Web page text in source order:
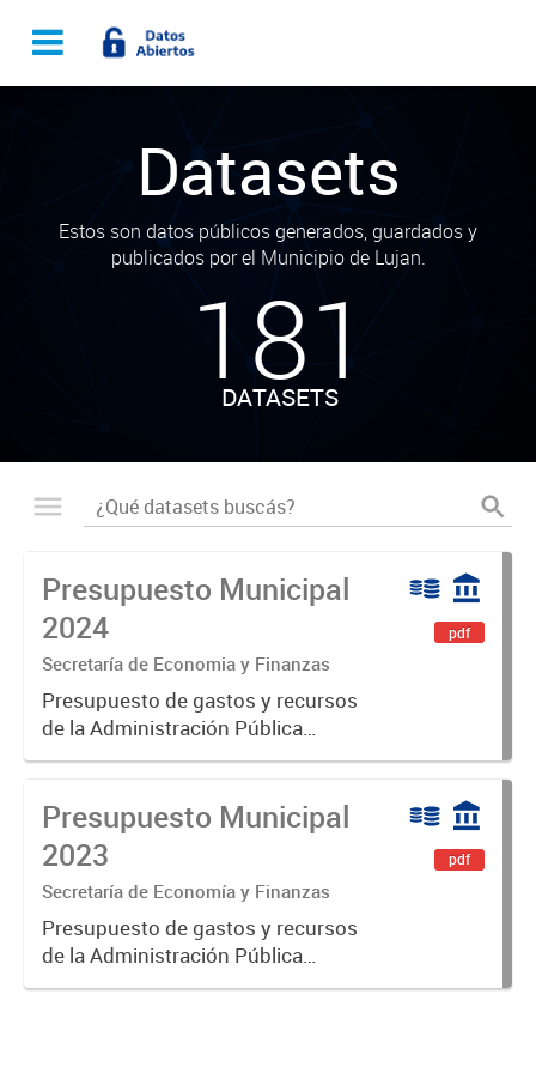
Datasets
Estos son datos públicos generados, guardados y
publicados por el Municipio de Lujan.
181
DATASETS
Presupuesto Municipal
2024
Secretaría de Economia y Finanzas
Presupuesto de gastos y recursos
de la Administración Pública
Municipal para el ejercicio 2024.
pdf
Presupuesto Municipal
2023
Secretaría de Economía y Finanzas
Presupuesto de gastos y recursos
de la Administración Pública
Municipal para el ejercicio 2023.
pdf